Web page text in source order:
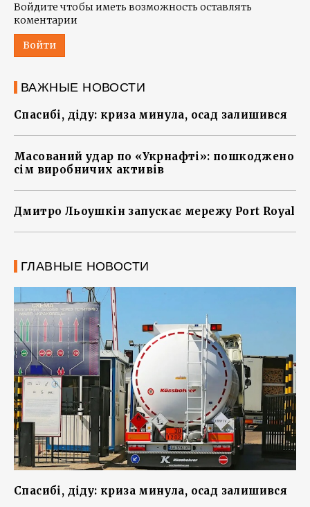
Войдите чтобы иметь возможность оставлять
коментарии
Войти
ВАЖНЫЕ НОВОСТИ
Спасибі, діду: криза минула, осад залишився
Масований удар по «Укрнафті»: пошкоджено
сім виробничих активів
Дмитро Льоушкін запускає мережу Port Royal
ГЛАВНЫЕ НОВОСТИ
Спасибі, діду: криза минула, осад залишився